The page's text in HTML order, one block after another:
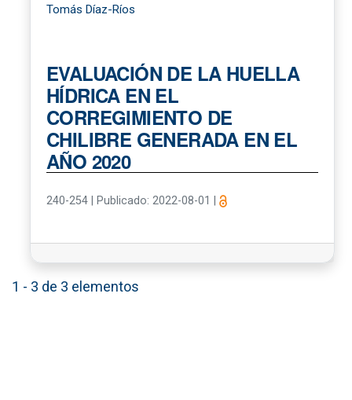
Tomás Díaz-Ríos
EVALUACIÓN DE LA HUELLA
HÍDRICA EN EL
CORREGIMIENTO DE
CHILIBRE GENERADA EN EL
AÑO 2020
240-254 Publicado: 2022-08-01
1 - 3 de 3 elementos